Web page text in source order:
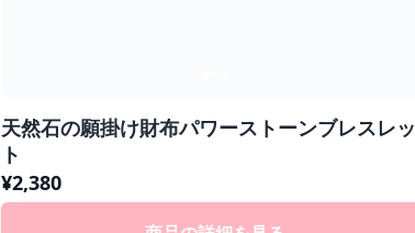
天然石の願掛け財布パワーストーンブレスレッ
ト
¥2,380